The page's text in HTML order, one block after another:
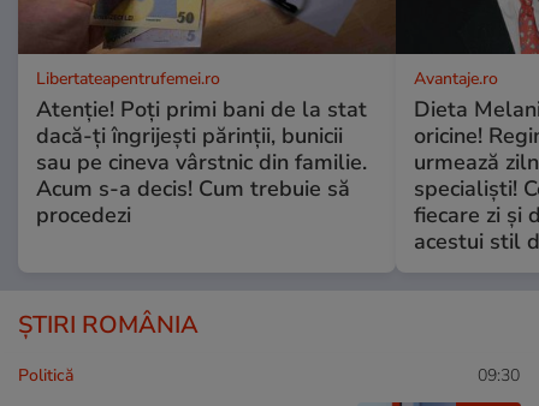
Libertateapentrufemei.ro
Atenție! Poți primi bani de la stat
dacă-ți îngrijești părinții, bunicii
sau pe cineva vârstnic din familie.
Acum s-a decis! Cum trebuie să
procedezi
Avantaje.ro
Dieta
oricine!
urmează
specialiști!
fiecare zi și
acestui stil
ȘTIRI ROMÂNIA
Politică 09:30